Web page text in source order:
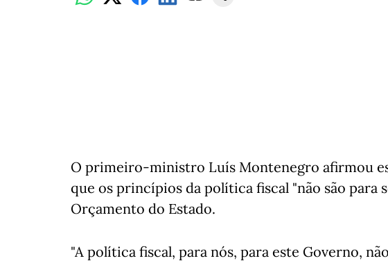
O primeiro-ministro Luís Montenegro afirmou
que os princípios da política fiscal "não são para
Orçamento do Estado.
"A política fiscal, para nós, para este Governo,